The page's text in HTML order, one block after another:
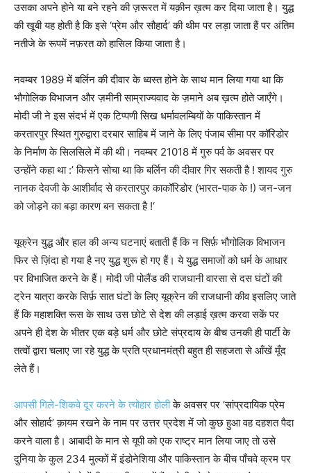
उसका अपने होने या बने रहने की ज़रूरत में यक़ीन ख़त्म कर दिया जाता है। युद्ध
की खूबी यह होती है कि इसे ‘प्रेम और सौहार्द’ की थीम पर लड़ा जाता हैं पर अंतिम
नतीजे के रूपमें नफ़रत को हासिल किया जाता है।
नवम्बर 1989 में बर्लिन की दीवार के ध्वस्त होने के साथ मान लिया गया था कि
भौगोलिक विभाजन और ज़मीनी साम्राज्यवाद के ज़माने अब ख़त्म होते जाएँगे।
मोदी जी ने इस संदर्भ में एक टिप्पणी सिख धर्मावलम्बियों के पाकिस्तान में
करतारपुर स्थित गुरुद्वारा दरबार साहिब में जाने के लिए पंजाब सीमा पर कॉरिडोर
के निर्माण के सिलसिले में की थी। नवम्बर 21018 में गुरु पर्व के अवसर पर
उन्होंने कहा था :’ किसने सोचा था कि बर्लिन की दीवार गिर सकती है ! शायद गुरु
नानक देवजी के आशीर्वाद से करतारपुर काकॉरिडोर (भारत-पाक के !) जन-जन
को जोड़ने का बड़ा कारण बन सकता है !‘
यूक्रेन युद्ध और हाल की अन्य घटनाएं बताती हैं कि न सिर्फ़ भौगोलिक विभाजन
फिर से ज़िंदा हो गया है नए युद्ध शुरू हो गए हैं। ये युद्ध समाजों को धर्म के आधार
पर विभाजित करने के हैं। मोदी जी पोलैंड की राजधानी वारसा से दस घंटों की
ट्रेन यात्रा करके सिर्फ़ सात घंटों के लिए यूक्रेन की राजधानी कीव इसलिए जाते
हैं कि महाशक्ति रूस के साथ उस छोटे से देश की लड़ाई ख़त्म करवा सकें पर
अपने ही देश के भीतर एक बड़े धर्म और छोटे संप्रदाय के बीच उनकी ही पार्टी के
तत्वों द्वारा चलाए जा रहे युद्ध के प्रति प्रधानमंत्री बहुत ही सहजता से आँखें मूँद
लेते हैं।
आपसी गिले-शिकवे दूर करने के त्योहार होलीके अवसर पर ‘सांप्रदायिक प्रेम
और सोहार्द’ क़ायम रखने के नाम पर उत्तर प्रदेश में जो कुछ हुआ वह दहशत पैदा
करने वाला है। आबादी के मान से यूपी को एक राष्ट्र मान लिया जाए तो उसे
दुनिया के कुल 234 मुल्कों में इंडोनेशिया और पाकिस्तान के बीच पाँचवे क्रम पर